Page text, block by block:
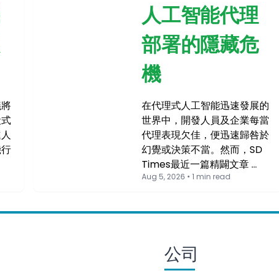
人工智能代理
部署的隱藏危
機
在代理式人工智能迅速發展的
世界中，開發人員及企業每當
代理表現欠佳，便迅速歸咎於
幻覺或決策不當。然而，SD
Times最近一篇精闢文章 …
Aug 5, 2026 • 1 min read
公司